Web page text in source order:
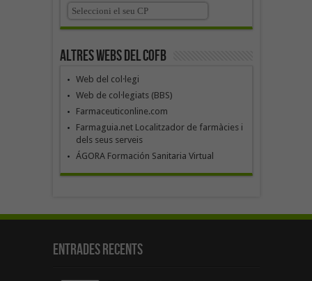
Altres webs del COFB
Web del col·legi
Web de col·legiats (BBS)
Farmaceuticonline.com
Farmaguia.net Localitzador de farmàcies i
dels seus serveis
ÁGORA Formación Sanitaria Virtual
Entrades recents